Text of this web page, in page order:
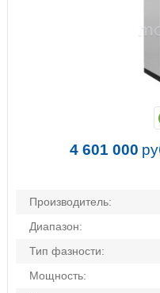
Производитель:
Диапазон:
Тип фазности:
Мощность:
4 601 000